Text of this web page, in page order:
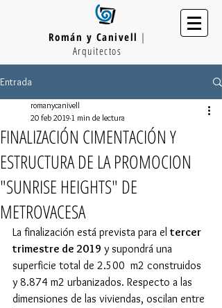
Román y Canivell |
Arquitectos
Entrada
FINALIZACIÓN CIMENTACIÓN Y
ESTRUCTURA DE LA PROMOCION
"SUNRISE HEIGHTS" DE
METROVACESA
romanycanivell
20 feb 2019 1 min de lectura
La finalización está prevista para el tercer
trimestre de 2019 y supondrá una
superficie total de 2.500  m2 construidos
y 8.874 m2 urbanizados. Respecto a las
dimensiones de las viviendas, oscilan entre